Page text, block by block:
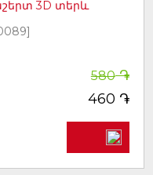
3D տերև
580֏
460 ֏